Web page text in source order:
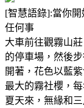
[智慧語錄]:當你
任何事 情。~
大車前往觀霧山
的停車場，然後
開著，花色以藍
最大的霧社櫻，
夏天來，無緣和